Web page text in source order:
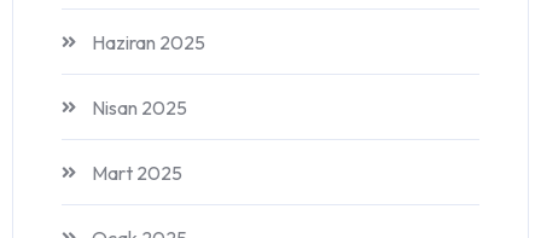
Haziran 2025
Nisan 2025
Mart 2025